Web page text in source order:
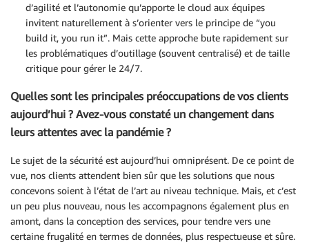
d’agilité et l’autonomie qu’apporte le cloud aux équipes
invitent naturellement à s’orienter vers le principe de “you
build it, you run it”. Mais cette approche bute rapidement sur
les problématiques d’outillage (souvent centralisé) et de taille
critique pour gérer le 24/7.
Quelles sont les principales préoccupations de vos clients
aujourd’hui ? Avez-vous constaté un changement dans
leurs attentes avec la pandémie ?
Le sujet de la sécurité est aujourd’hui omniprésent. De ce point de
vue, nos clients attendent bien sûr que les solutions que nous
concevons soient à l’état de l’art au niveau technique. Mais, et c’est
un peu plus nouveau, nous les accompagnons également plus en
amont, dans la conception des services, pour tendre vers une
certaine frugalité en termes de données, plus respectueuse et sûre.